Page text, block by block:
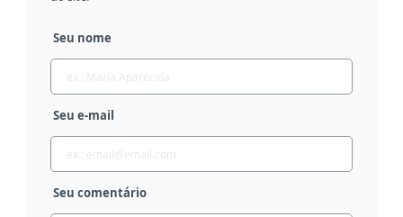
Seu nome
Seu e-mail
Seu comentário